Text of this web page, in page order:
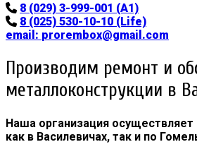
8 (029) 3-999-001 (A1)
8 (025) 530-10-10 (Life)
email: prorembox@gmail.com
Производим ремонт и
металлоконструкции в
Наша организация
как в Василевичах, так и по